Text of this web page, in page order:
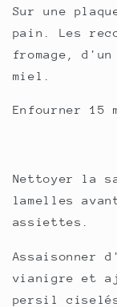
Sur une
pain. Les
fromage,
miel.
Enfourner 15
Nettoyer la
lamelles
assiettes.
vianigre et
persil